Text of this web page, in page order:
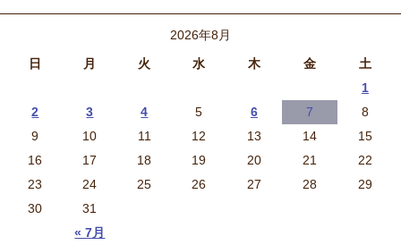
2026年8月
日
月 火 水 木 金 土
« 7月
1
2
3 4 5 6 7
8
9
10 11 12 13 14
15
16
17 18 19 20 21
22
23
24 25 26 27 28
29
30
31